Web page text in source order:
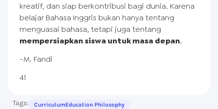
kreatif, dan siap berkontribusi bagi dunia. Karena
belajar Bahasa Inggris bukan hanya tentang
menguasai bahasa, tetapi juga tentang
mempersiapkan siswa untuk masa depan.
-M. Fandi
41
Tags: CurriculumEducation Philosophy